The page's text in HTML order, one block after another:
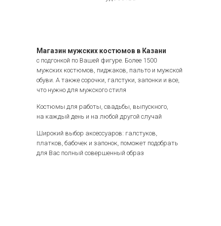
с подгонкой по Вашей фигуре. Более 1500
мужских костюмов, пиджаков, пальто и мужской
обуви. А также сорочки, галстуки, запонки и все,
что нужно для мужского стиля
Костюмы для работы, свадьбы, выпускного,
на каждый день и на любой другой случай
Широкий выбор аксессуаров: галстуков,
платков, бабочек и запонок, поможет подобрать
для Вас полный совершенный образ
Магазин мужских костюмов в Казани